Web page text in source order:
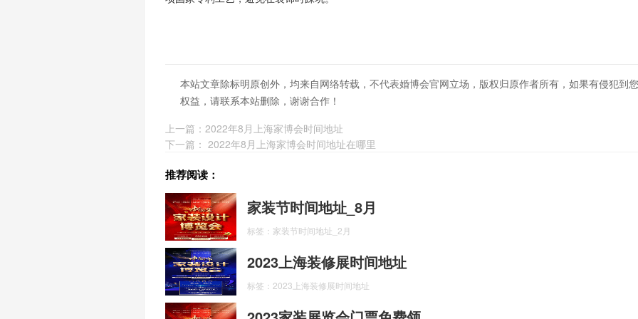
本站文章除标明原创外，均来自网络转载，不代表婚博会官网立场，版权归原作者所有，如果有侵犯到
权益，请联系本站删除，谢谢合作！
上一篇： 2022年8月上海家博会时间地址
下一篇： 2022年8月上海家博会时间地址在哪里
推荐阅读：
家装节时间地址_8月
标签：家装节时间地址_2月
2023上海装修展时间地址
标签：2023上海装修展时间地址